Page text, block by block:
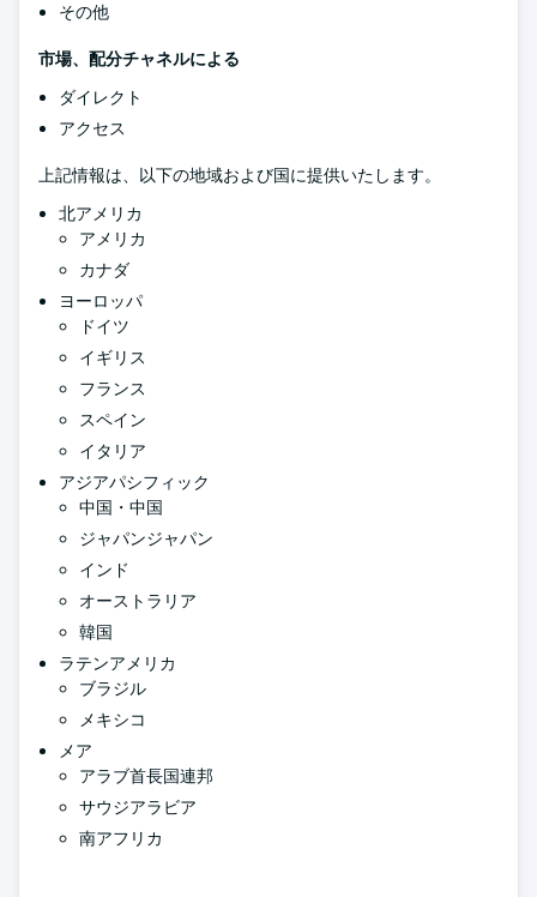
その他
市場、配分チャネルによる
ダイレクト
アクセス
上記情報は、以下の地域および国に提供いたします。
北アメリカ
アメリカ
カナダ
ヨーロッパ
ドイツ
イギリス
フランス
スペイン
イタリア
アジアパシフィック
中国・中国
ジャパンジャパン
インド
オーストラリア
韓国
ラテンアメリカ
ブラジル
メキシコ
メア
アラブ首長国連邦
サウジアラビア
南アフリカ